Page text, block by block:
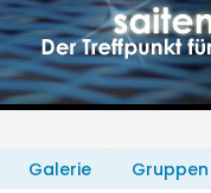
Galerie Gruppen